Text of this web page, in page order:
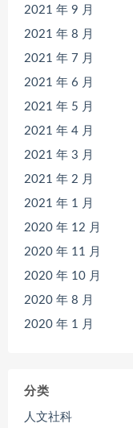
2021 年 9 月
2021 年 8 月
2021 年 7 月
2021 年 6 月
2021 年 5 月
2021 年 4 月
2021 年 3 月
2021 年 2 月
2021 年 1 月
2020 年 12 月
2020 年 11 月
2020 年 10 月
2020 年 8 月
2020 年 1 月
分类
人文社科